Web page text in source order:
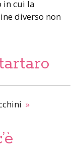
in cui la
diverso non
»